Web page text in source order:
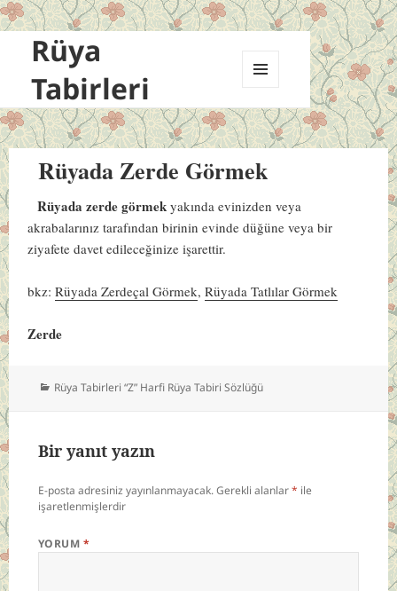
Rüya
Tabirleri
VE
BILEŞENLER
Rüyada Zerde Görmek
Rüyada zerde görmek yakında evinizden veya
akrabalarınız tarafından birinin evinde düğüne veya bir
ziyafete davet edileceğinize işarettir.
bkz:Rüyada Zerdeçal Görmek,Rüyada Tatlılar Görmek
Zerde
Kategoriler
Rüya Tabirleri “Z” Harfi Rüya Tabiri Sözlüğü
Bir yanıt yazın
E-posta adresiniz yayınlanmayacak.Gerekli alanlar* ile
işaretlenmişlerdir
YORUM *